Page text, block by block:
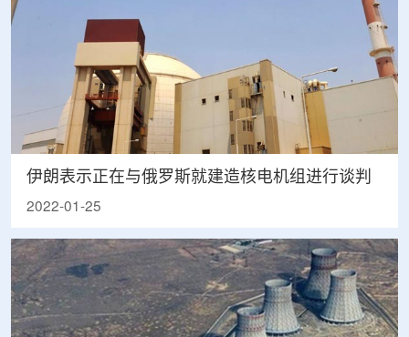
伊朗表示正在与俄罗斯就建造核电机组进行谈判
2022-01-25